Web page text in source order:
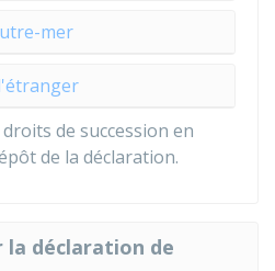
mer
de succession en
de la déclaration.
la déclaration de